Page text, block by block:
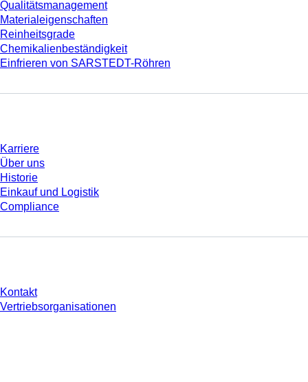
Qualitätsmanagement
Materialeigenschaften
Reinheitsgrade
Chemikalienbeständigkeit
Einfrieren von SARSTEDT-Röhren
Karriere
Über uns
Historie
Einkauf und Logistik
Compliance
Kontakt
Vertriebsorganisationen